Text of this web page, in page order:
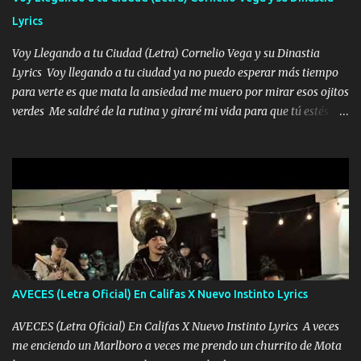
borracho me animo a decirte todo y puedo describirlo mucho que
me encantes Decirte que me siento muy feliz y emocionado por
tenerte aquí espero que quiera...
Lyrics
Voy Llegando a tu Ciudad (Letra) Cornelio Vega y su Dinastia
Lyrics Voy llegando a tu ciudad ya no puedo esperar más tiempo
para verte es que mata la ansiedad me muero por mirar esos ojitos
verdes Me saldré de la rutina y giraré mi vida para que tú estés en
solo yo tendre el candado 🔒 del amor ❤️ Música Mil y un besos
para dar ya estando en tu ciudad no habrá quien lo detenga si las
copas van de más vayamos a un lugar y cerremos las puertas
Entre alcohol y besos se va incrementado el Fuego en esa
habitación ya no mires más el reloj Única por donde vas me curas
tú mi mal moviendo tu silueta no hay otra que te sea igual te ves
tan especial por eso es que me tientas Aquí estoy no dejaré que se
te acerque nadie porque solo yo tendre el candado 🔒 del a...
AVECES (Letra Oficial) En Califas X Nuevo Instinto Lyrics
AVECES (Letra Oficial) En Califas X Nuevo Instinto Lyrics A veces
me enciendo un Marlboro a veces me prendo un churrito de Mota